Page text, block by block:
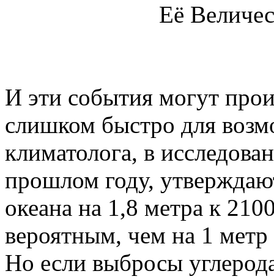
Её
И эти события могут
слишком быстро для
климатолога, в
прошлом году,
океана на 1,8 метра к
вероятным, чем на 1 метр
Но если выбросы